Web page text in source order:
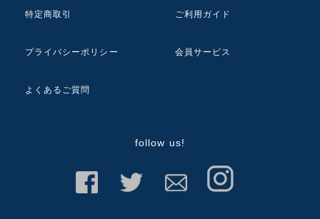
特定商取引 ご利用ガイド
プライバシーポリシー 会員サービス
よくあるご質問
follow us!